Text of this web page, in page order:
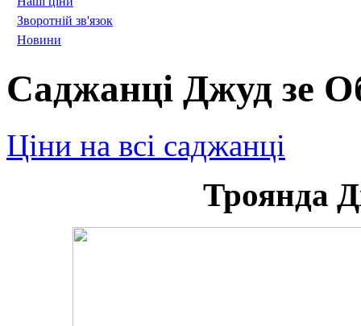
Зворотній зв'язок
Новини
Саджанці Джуд зе
Ціни на всі саджанці
Троянда